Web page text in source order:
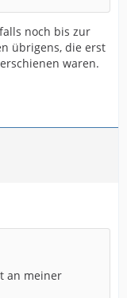
noch bis zur
übrigens, die erst
waren.
an meiner